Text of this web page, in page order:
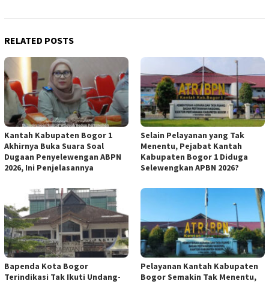
RELATED POSTS
Kantah Kabupaten Bogor 1
Akhirnya Buka Suara Soal
Dugaan Penyelewengan ABPN
2026, Ini Penjelasannya
Selain Pelayanan yang Tak
Menentu, Pejabat Kantah
Kabupaten Bogor 1 Diduga
Selewengkan APBN 2026?
Bapenda Kota Bogor
Terindikasi Tak Ikuti Undang-
Pelayanan Kantah Kabupaten
Bogor Semakin Tak Menentu,